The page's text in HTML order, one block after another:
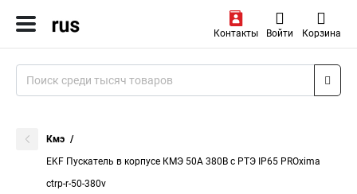
Контакты Войти Корзина
Кмэ
EKF Пускатель в корпусе КМЭ 50А 380В с РТЭ IP65 PROxima
ctrp-r-50-380v